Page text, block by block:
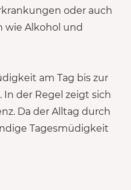
oder auch
wie Alkohol und
am Tag bis zur
der Regel zeigt sich
Da der Alltag durch
Tagesmüdigkeit